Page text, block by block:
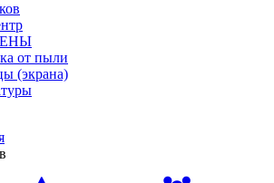
от пыли
(экрана)